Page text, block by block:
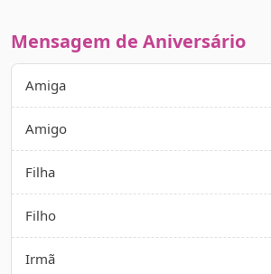
Mensagem de Aniversário
Amiga
Amigo
Filha
Filho
Irmã